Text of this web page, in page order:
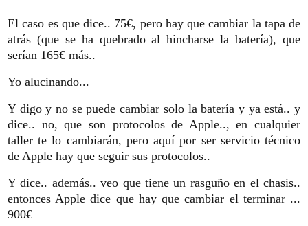
El caso es que dice.. 75€, pero hay que cambiar la tapa de
atrás (que se ha quebrado al hincharse la batería), que
serían 165€ más..
Yo alucinando...
Y digo y no se puede cambiar solo la batería y ya está.. y
dice.. no, que son protocolos de Apple.., en cualquier
taller te lo cambiarán, pero aquí por ser servicio técnico
de Apple hay que seguir sus protocolos..
Y dice.. además.. veo que tiene un rasguño en el chasis..
entonces Apple dice que hay que cambiar el terminar ...
900€